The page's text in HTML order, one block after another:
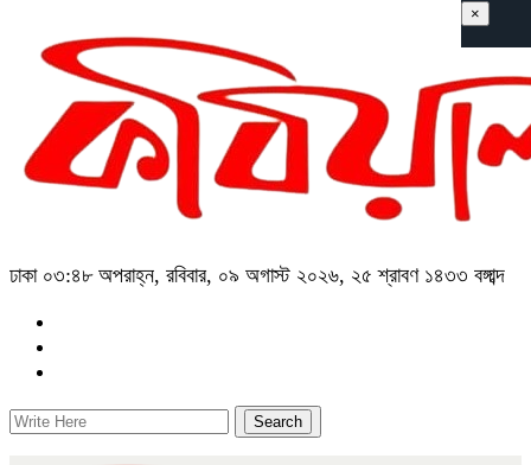
ঢাকা ০৩:৪৮ অপরাহ্ন, রবিবার, ০৯ অগাস্ট ২০২৬, ২৫ শ্রাবণ ১৪৩৩ বঙ্গাব্দ
×